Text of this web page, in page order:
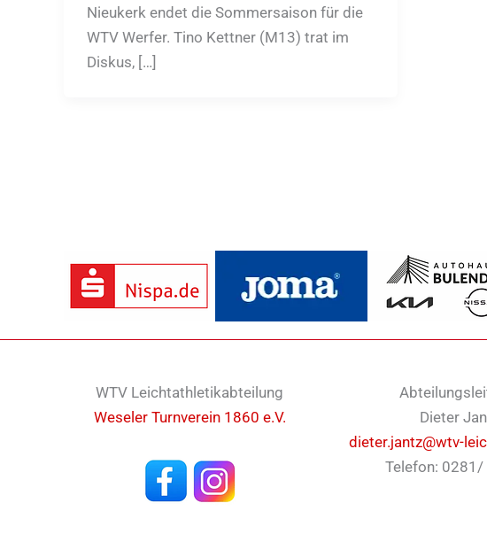
Nieukerk endet die Sommersaison für die
WTV Werfer. Tino Kettner (M13) trat im
Diskus, […]
WTV Leichtathletikabteilung
Weseler Turnverein 1860 e.V.
Dieter
dieter.jantz@wtv-
Telefon: 0281/